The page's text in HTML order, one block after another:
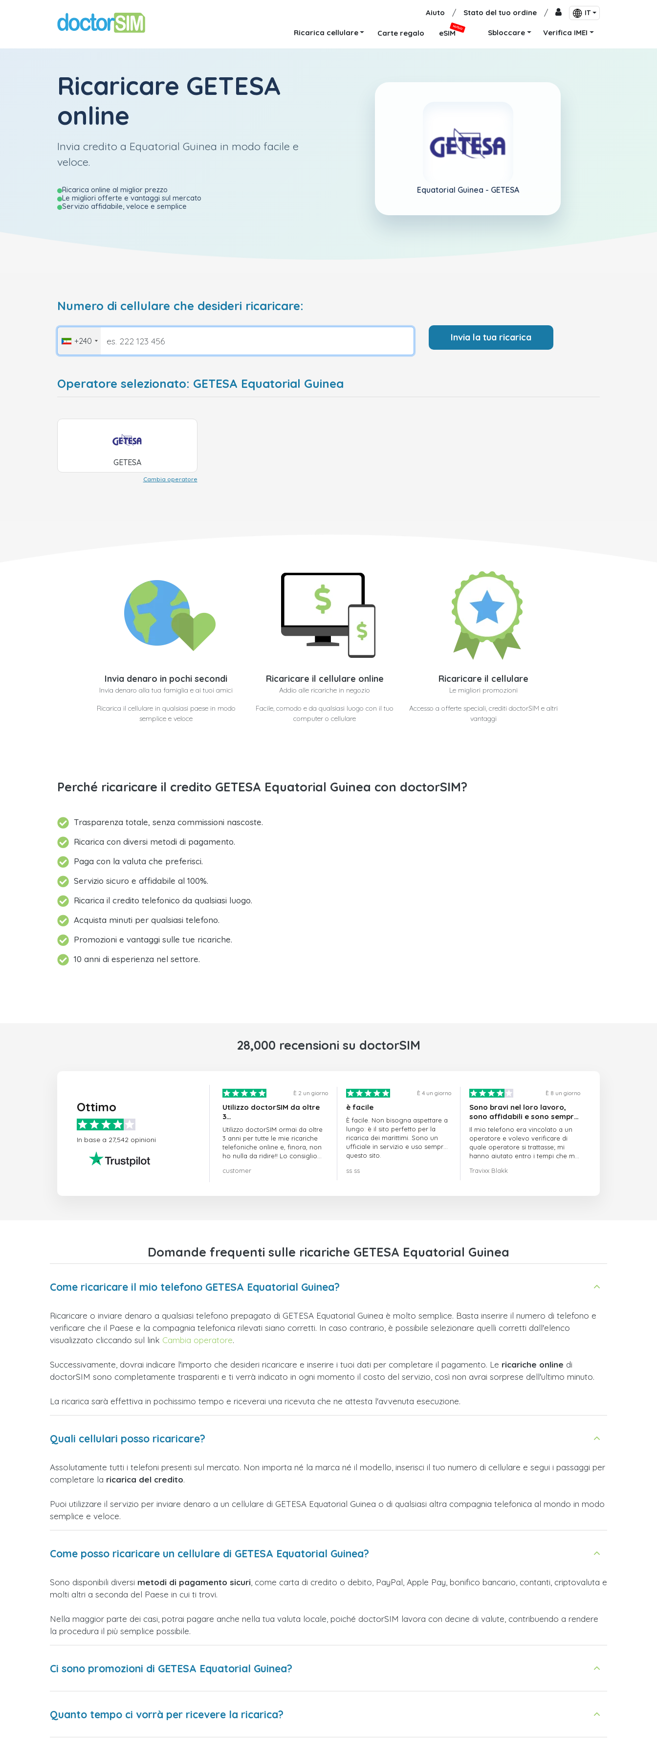
Aiuto / Stato del tuo ordine / IT
Ricarica cellulare Carte regalo eSIM
NUOVO
Sbloccare Verifica IMEI
Ricaricare GETESA
online
Invia credito a Equatorial Guinea in modo facile e
veloce.
Ricarica online al miglior prezzo
Le migliori offerte e vantaggi sul mercato
Servizio affidabile, veloce e semplice
Equatorial Guinea - GETESA
Numero di cellulare che desideri ricaricare:
+240 Invia la tua ricarica
Operatore selezionato: GETESA Equatorial Guinea
GETESA
Cambia operatore
Invia denaro in pochi secondi
Invia denaro alla tua famiglia e ai tuoi amici
Ricarica il cellulare in qualsiasi paese in modo
semplice e veloce
Ricaricare il cellulare online
Addio alle ricariche in negozio
Facile, comodo e da qualsiasi luogo con il tuo
computer o cellulare
Ricaricare il cellulare
Le migliori promozioni
Accesso a offerte speciali, crediti doctorSIM e altri
vantaggi
Perché ricaricare il credito GETESA Equatorial Guinea con doctorSIM?
Trasparenza totale, senza commissioni nascoste.
Ricarica con diversi metodi di pagamento.
Paga con la valuta che preferisci.
Servizio sicuro e affidabile al 100%.
Ricarica il credito telefonico da qualsiasi luogo.
Acquista minuti per qualsiasi telefono.
Promozioni e vantaggi sulle tue ricariche.
10 anni di esperienza nel settore.
28,000 recensioni su doctorSIM
Ottimo
In base a 27,542 opinioni
È 2 un giorno
Utilizzo doctorSIM da oltre
3…
Utilizzo doctorSIM ormai da oltre
3 anni per tutte le mie ricariche
telefoniche online e, finora, non
ho nulla da ridire!! Lo consiglio
customer
È 4 un giorno
è facile
È facile. Non bisogna aspettare a
lungo: è il sito perfetto per la
ricarica dei marittimi. Sono un
ufficiale in servizio e uso sempre
questo sito.
ss ss
È 8 un giorno
Sono bravi nel loro lavoro,
sono affidabili e sono sempre
puntuali
Il mio telefono era vincolato a un
operatore e volevo verificare di
quale operatore si trattasse; mi
hanno aiutato entro i tempi che mi
Travixx Blakk
Domande frequenti sulle ricariche GETESA Equatorial Guinea
Come ricaricare il mio telefono GETESA Equatorial Guinea?
Ricaricare o inviare denaro a qualsiasi telefono prepagato di GETESA Equatorial Guinea è molto semplice. Basta inserire il numero di telefono e
verificare che il Paese e la compagnia telefonica rilevati siano corretti. In caso contrario, è possibile selezionare quelli corretti dall'elenco
visualizzato cliccando sul link Cambia operatore.
Successivamente, dovrai indicare l'importo che desideri ricaricare e inserire i tuoi dati per completare il pagamento. Le ricariche online di
doctorSIM sono completamente trasparenti e ti verrà indicato in ogni momento il costo del servizio, così non avrai sorprese dell'ultimo minuto.
La ricarica sarà effettiva in pochissimo tempo e riceverai una ricevuta che ne attesta l'avvenuta esecuzione.
Quali cellulari posso ricaricare?
Assolutamente tutti i telefoni presenti sul mercato. Non importa né la marca né il modello, inserisci il tuo numero di cellulare e segui i passaggi per
completare la ricarica del credito.
Puoi utilizzare il servizio per inviare denaro a un cellulare di GETESA Equatorial Guinea o di qualsiasi altra compagnia telefonica al mondo in modo
semplice e veloce.
Come posso ricaricare un cellulare di GETESA Equatorial Guinea?
Sono disponibili diversi metodi di pagamento sicuri , come carta di credito o debito, PayPal, Apple Pay, bonifico bancario, contanti, criptovaluta e
molti altri a seconda del Paese in cui ti trovi.
Nella maggior parte dei casi, potrai pagare anche nella tua valuta locale, poiché doctorSIM lavora con decine di valute, contribuendo a rendere
la procedura il più semplice possibile.
Ci sono promozioni di GETESA Equatorial Guinea?
Quanto tempo ci vorrà per ricevere la ricarica?